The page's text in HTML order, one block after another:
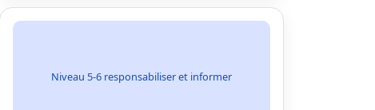
Niveau 5-6 responsabiliser et informer